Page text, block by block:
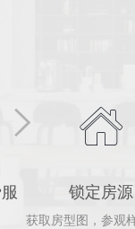
锁定房源
获取房型图，参观